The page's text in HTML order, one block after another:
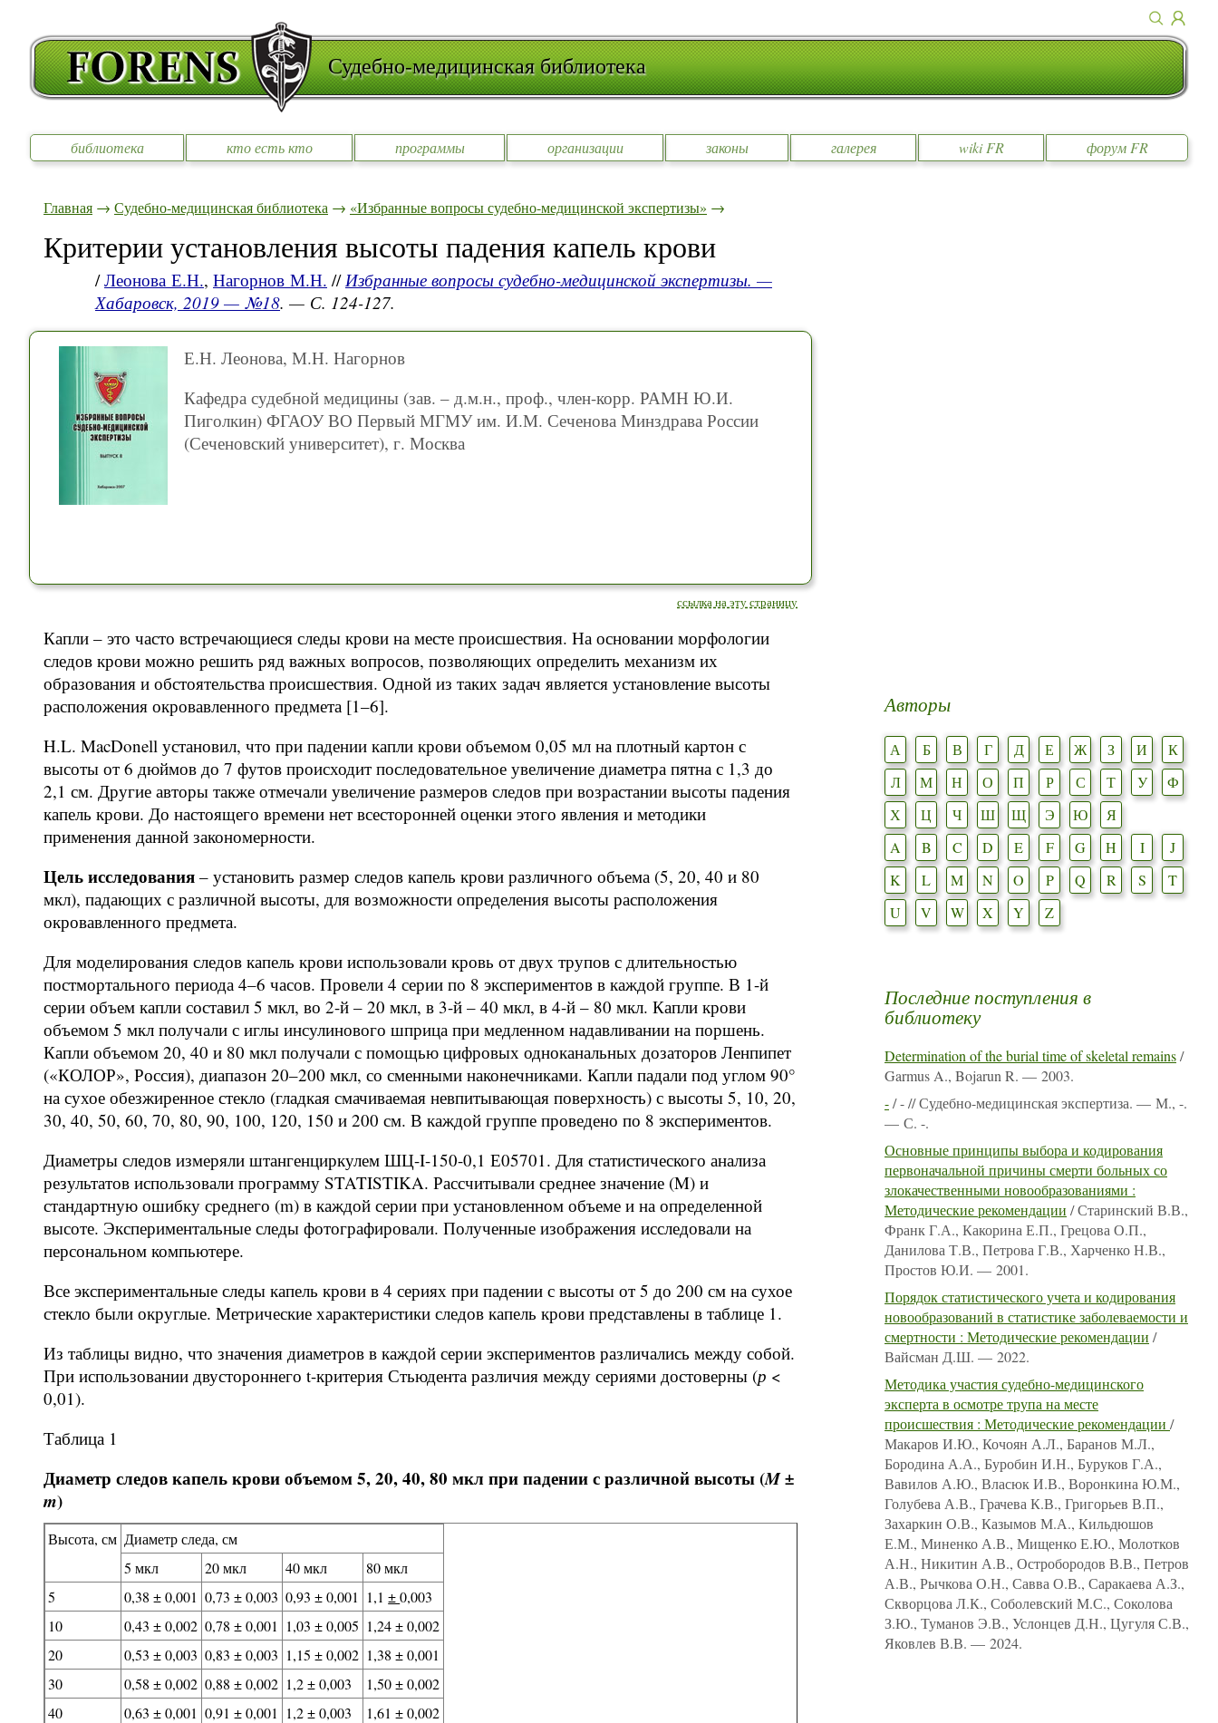
Судебно-медицинская библиотека
библиотека кто есть кто программы организации законы галерея wiki FR форум FR
Главная → Судебно-медицинская библиотека → «Избранные вопросы судебно-медицинской экспертизы» →
Критерии установления высоты падения капель крови
/Леонова Е.Н., Нагорнов М.Н. //Избранные вопросы судебно-медицинской экспертизы. —
Хабаровск, 2019 — №18. — С. 124-127.
Е.Н. Леонова, М.Н. Нагорнов
Кафедра судебной медицины (зав. – д.м.н., проф., член-корр. РАМН Ю.И.
Пиголкин) ФГАОУ ВО Первый МГМУ им. И.М. Сеченова Минздрава России
(Сеченовский университет), г. Москва
ссылка на эту страницу
Капли – это часто встречающиеся следы крови на месте происшествия. На основании морфологии
следов крови можно решить ряд важных вопросов, позволяющих определить механизм их
образования и обстоятельства происшествия. Одной из таких задач является установление высоты
расположения окровавленного предмета [1–6].
H.L. MacDonell установил, что при падении капли крови объемом 0,05 мл на плотный картон с
высоты от 6 дюймов до 7 футов происходит последовательное увеличение диаметра пятна с 1,3 до
2,1 см. Другие авторы также отмечали увеличение размеров следов при возрастании высоты падения
капель крови. До настоящего времени нет всесторонней оценки этого явления и методики
применения данной закономерности.
Цель исследования – установить размер следов капель крови различного объема (5, 20, 40 и 80
мкл), падающих с различной высоты, для возможности определения высоты расположения
окровавленного предмета.
Для моделирования следов капель крови использовали кровь от двух трупов с длительностью
постмортального периода 4–6 часов. Провели 4 серии по 8 экспериментов в каждой группе. В 1-й
серии объем капли составил 5 мкл, во 2-й – 20 мкл, в 3-й – 40 мкл, в 4-й – 80 мкл. Капли крови
объемом 5 мкл получали с иглы инсулинового шприца при медленном надавливании на поршень.
Капли объемом 20, 40 и 80 мкл получали с помощью цифровых одноканальных дозаторов Ленпипет
(«КОЛОР», Россия), диапазон 20–200 мкл, со сменными наконечниками. Капли падали под углом 90°
на сухое обезжиренное стекло (гладкая смачиваемая невпитывающая поверхность) с высоты 5, 10, 20,
30, 40, 50, 60, 70, 80, 90, 100, 120, 150 и 200 см. В каждой группе проведено по 8 экспериментов.
Диаметры следов измеряли штангенциркулем ШЦ-I-150-0,1 Е05701. Для статистического анализа
результатов использовали программу STATISTIKA. Рассчитывали среднее значение (M) и
стандартную ошибку среднего (m) в каждой серии при установленном объеме и на определенной
высоте. Экспериментальные следы фотографировали. Полученные изображения исследовали на
персональном компьютере.
Все экспериментальные следы капель крови в 4 сериях при падении с высоты от 5 до 200 см на сухое
стекло были округлые. Метрические характеристики следов капель крови представлены в таблице 1.
Из таблицы видно, что значения диаметров в каждой серии экспериментов различались между собой.
При использовании двустороннего t-критерия Стьюдента различия между сериями достоверны (р <
0,01).
Таблица 1
Диаметр следов капель крови объемом 5, 20, 40, 80 мкл при падении с различной высоты (M ±
m)
Высота, см Диаметр следа, см
5 мкл
20 мкл 40 мкл
80 мкл
5
0,38 ± 0,001 0,73 ± 0,003 0,93 ± 0,001 1,1±0,003
10
0,43 ± 0,002 0,78 ± 0,001 1,03 ± 0,005 1,24 ± 0,002
20
0,53 ± 0,003 0,83 ± 0,003 1,15 ± 0,002 1,38 ± 0,001
30
0,58 ± 0,002 0,88 ± 0,002 1,2 ± 0,003
1,50 ± 0,002
40
0,63 ± 0,001 0,91 ± 0,001 1,2 ± 0,003
1,61 ± 0,002
Авторы
А Б В Г Д Е Ж З И
К
Л
М Н О П Р С Т У
Ф
Х
Ц Ч Ш Щ Э Ю
Я
A
B C D E F G H I
J
K
L M N O P Q R S
T
U
V W X Y Z
Последние поступления в
библиотеку
Determination of the burial time of skeletal remains/
Garmus A., Bojarun R. — 2003.
-/ - // Судебно-медицинская экспертиза. — М., -.
— С. -.
Основные принципы выбора и кодирования
первоначальной причины смерти больных со
злокачественными новообразованиями :
Методические рекомендации / Старинский В.В.,
Франк Г.А., Какорина Е.П., Грецова О.П.,
Данилова Т.В., Петрова Г.В., Харченко Н.В.,
Простов Ю.И. — 2001.
Порядок статистического учета и кодирования
новообразований в статистике заболеваемости и
смертности : Методические рекомендации /
Вайсман Д.Ш. — 2022.
Методика участия судебно-медицинского
эксперта в осмотре трупа на месте
происшествия : Методические рекомендации /
Макаров И.Ю., Кочоян А.Л., Баранов М.Л.,
Бородина А.А., Буробин И.Н., Буруков Г.А.,
Вавилов А.Ю., Власюк И.В., Воронкина Ю.М.,
Голубева А.В., Грачева К.В., Григорьев В.П.,
Захаркин О.В., Казымов М.А., Кильдюшов
Е.М., Миненко А.В., Мищенко Е.Ю., Молотков
А.Н., Никитин А.В., Остробородов В.В., Петров
А.В., Рычкова О.Н., Савва О.В., Саракаева А.З.,
Скворцова Л.К., Соболевский М.С., Соколова
З.Ю., Туманов Э.В., Услонцев Д.Н., Цугуля С.В.,
Яковлев В.В. — 2024.